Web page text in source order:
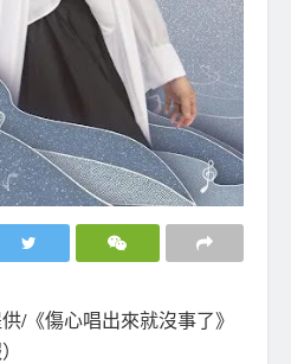
/《傷心唱出來就沒事了》